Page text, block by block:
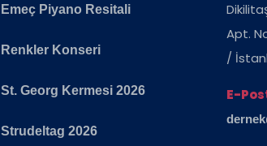
Emeç Piyano Resitali
Renkler Konseri
St. Georg Kermesi 2026
Strudeltag 2026
Apt.
/
E-